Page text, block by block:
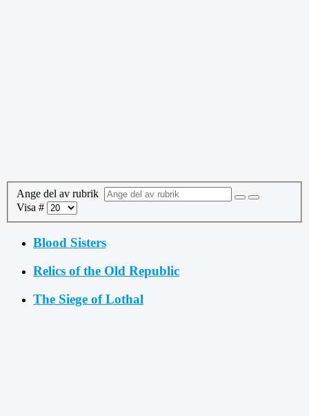
Ange del av rubrik
Visa #
Blood Sisters
Relics of the Old Republic
The Siege of Lothal